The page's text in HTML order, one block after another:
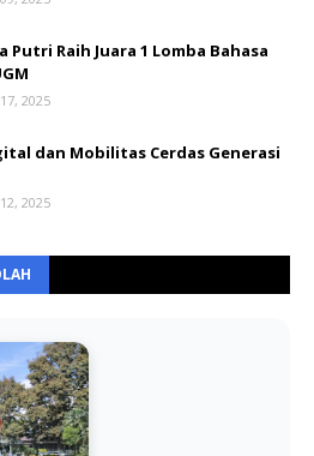
Putri Raih Juara 1 Lomba Bahasa
2025
dan Mobilitas Cerdas Generasi
2025